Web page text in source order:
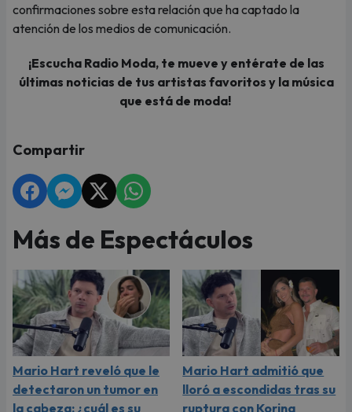
confirmaciones sobre esta relación que ha captado la
atención de los medios de comunicación.
¡Escucha Radio Moda, te mueve y entérate de las
últimas noticias de tus artistas favoritos y la música
que está de moda!
Compartir
Más de Espectáculos
Mario Hart reveló que le
detectaron un tumor en
la cabeza: ¿cuál es su
Mario Hart admitió que
lloró a escondidas tras su
ruptura con Korina